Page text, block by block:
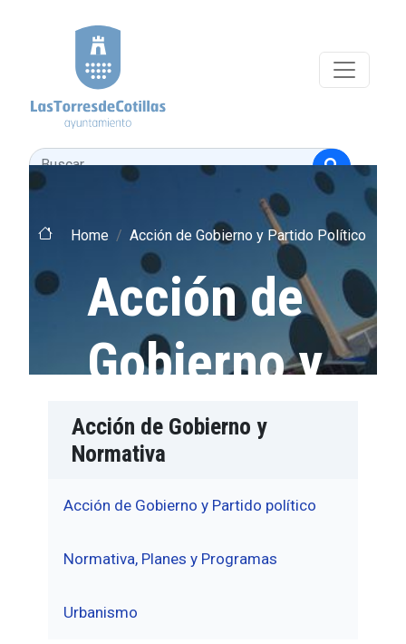
Buscar
Home Acción de Gobierno y Partido Político
Acción de
Gobierno y
Acción de Gobierno y
Normativa
Acción de Gobierno y Partido político
Normativa, Planes y Programas
Urbanismo